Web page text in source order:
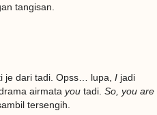
tangisan.
je dari tadi. Opss… lupa, I jadi
airmata you tadi. So, you are
tersengih.